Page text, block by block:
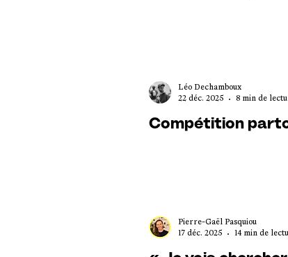
Compétition
Léo Dechamboux
22 déc. 2025
8 min de
Pierre-Gaël Pasquiou
17 déc. 2025
14 min de